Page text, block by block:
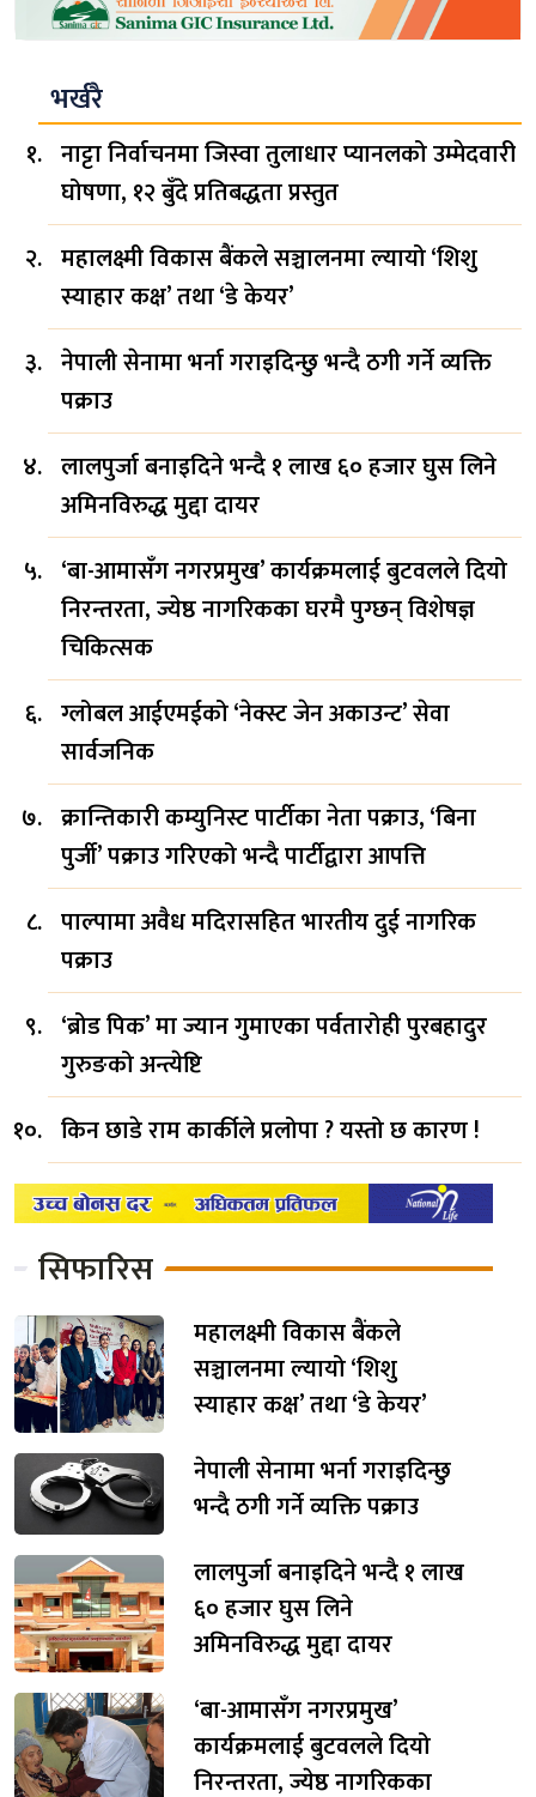
भर्खरै
नाट्टा निर्वाचनमा जिस्वा तुलाधार प्यानलको उम्मेदवारी
घोषणा, १२ बुँदे प्रतिबद्धता प्रस्तुत
महालक्ष्मी विकास बैंकले सञ्चालनमा ल्यायो ‘शिशु
स्याहार कक्ष’ तथा ‘डे केयर’
नेपाली सेनामा भर्ना गराइदिन्छु भन्दै ठगी गर्ने व्यक्ति
पक्राउ
लालपुर्जा बनाइदिने भन्दै १ लाख ६० हजार घुस लिने
अमिनविरुद्ध मुद्दा दायर
‘बा-आमासँग नगरप्रमुख’ कार्यक्रमलाई बुटवलले दियो
निरन्तरता, ज्येष्ठ नागरिकका घरमै पुग्छन् विशेषज्ञ
चिकित्सक
ग्लोबल आईएमईको ‘नेक्स्ट जेन अकाउन्ट’ सेवा
सार्वजनिक
क्रान्तिकारी कम्युनिस्ट पार्टीका नेता पक्राउ, ‘बिना
पुर्जी’ पक्राउ गरिएको भन्दै पार्टीद्वारा आपत्ति
पाल्पामा अवैध मदिरासहित भारतीय दुई नागरिक
पक्राउ
‘ब्रोड पिक’ मा ज्यान गुमाएका पर्वतारोही पुरबहादुर
गुरुङको अन्त्येष्टि
किन छाडे राम कार्कीले प्रलोपा ? यस्तो छ कारण !
सिफारिस
महालक्ष्मी विकास बैंकले
सञ्चालनमा ल्यायो ‘शिशु
स्याहार कक्ष’ तथा ‘डे केयर’
नेपाली सेनामा भर्ना गराइदिन्छु
भन्दै ठगी गर्ने व्यक्ति पक्राउ
लालपुर्जा बनाइदिने भन्दै १ लाख
६० हजार घुस लिने
अमिनविरुद्ध मुद्दा दायर
‘बा-आमासँग नगरप्रमुख’
कार्यक्रमलाई बुटवलले दियो
निरन्तरता, ज्येष्ठ नागरिकका